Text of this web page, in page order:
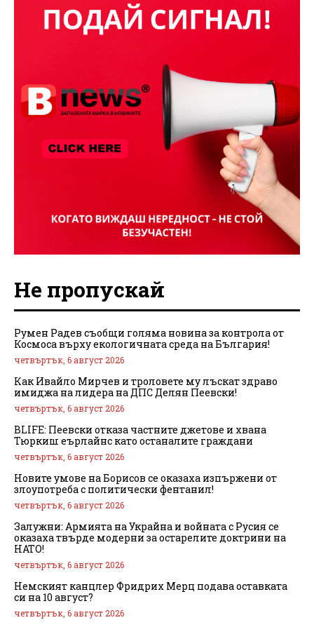
Не пропускай
Румен Радев съобщи голяма новина за контрола от
Космоса върху екологичната среда на България!
четвъртък, 6 август 2026
Как Ивайло Мирчев и троловете му лъскат здраво
имиджа на лидера на ДПС Делян Пеевски!
четвъртък, 6 август 2026
BLIFE: Пеевски отказа частните джетове и хвана
Тюркиш еърлайнс като останалите граждани
четвъртък, 6 август 2026
Новите умове на Борисов се оказаха изпържени от
злоупотреба с политически фентанил!
четвъртък, 6 август 2026
Залужни: Армията на Украйна и войната с Русия се
оказаха твърде модерни за остарелите доктрини на
НАТО!
четвъртък, 6 август 2026
Немският канцлер Фридрих Мерц подава оставката
си на 10 август?
четвъртък, 6 август 2026